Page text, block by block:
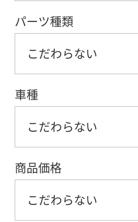
パーツ種類
こだわらない
車種
こだわらない
商品価格
こだわらない